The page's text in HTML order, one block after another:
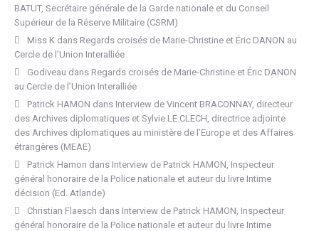
BATUT, Secrétaire générale de la Garde nationale et du Conseil
Supérieur de la Réserve Militaire (CSRM)
Miss K dans Regards croisés de Marie-Christine et Éric DANON au
Cercle de l’Union Interalliée
Godiveau dans Regards croisés de Marie-Christine et Éric DANON
au Cercle de l’Union Interalliée
Patrick HAMON dans Interview de Vincent BRACONNAY, directeur
des Archives diplomatiques et Sylvie LE CLECH, directrice adjointe
des Archives diplomatiques au ministère de l’Europe et des Affaires
étrangères (MEAE)
Patrick Hamon dans Interview de Patrick HAMON, Inspecteur
général honoraire de la Police nationale et auteur du livre Intime
décision (Ed. Atlande)
Christian Flaesch dans Interview de Patrick HAMON, Inspecteur
général honoraire de la Police nationale et auteur du livre Intime